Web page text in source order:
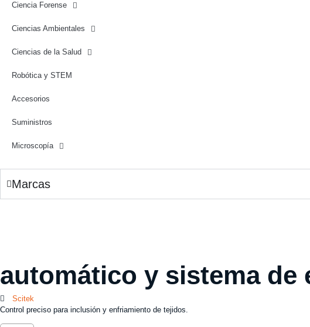
Ciencia Forense
Ciencias Ambientales
Ciencias de la Salud
Robótica y STEM
Accesorios
Suministros
Microscopía
Marcas
automático y sistema de
Scitek
Control preciso para inclusión y enfriamiento de tejidos.